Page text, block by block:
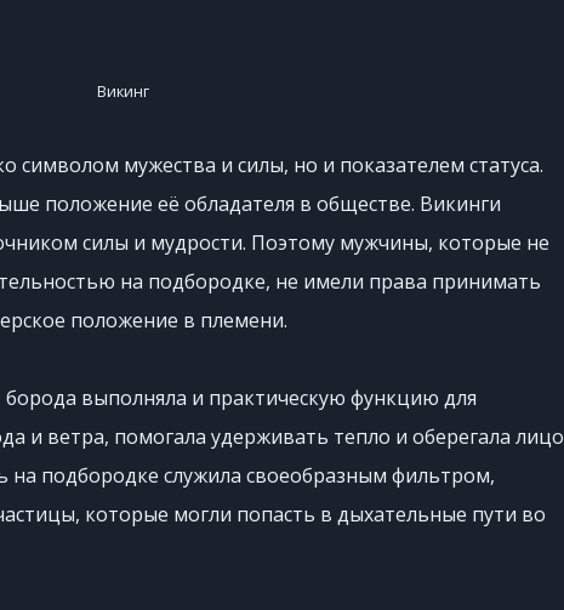
Викинг
символом мужества и силы, но и показателем статуса.
положение её обладателя в обществе. Викинги
силы и мудрости. Поэтому мужчины, которые не
на подбородке, не имели права принимать
положение в племени.
борода выполняла и практическую функцию для
и ветра, помогала удерживать тепло и оберегала лицо
на подбородке служила своеобразным фильтром,
которые могли попасть в дыхательные пути во